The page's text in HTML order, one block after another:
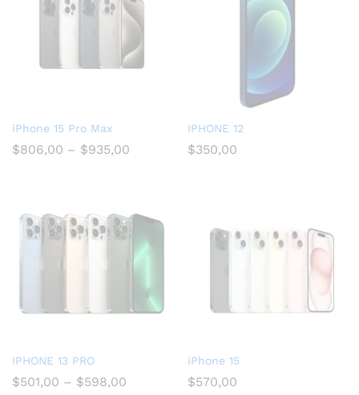
iPhone 15 Pro Max
$806,00 – $935,00
IPHONE 12
$350,00
IPHONE 13 PRO
$501,00 – $598,00
iPhone 15
$570,00